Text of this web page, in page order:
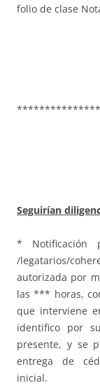
folio de clase
Seguirían
* Notificación
/legatarios/
autorizada por
las *** horas,
que interviene
identifico por
presente, y se
entrega de
inicial.